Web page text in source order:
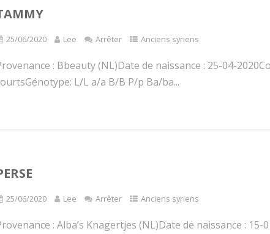
25/06/2020 Lee Arrêter Anciens syriens
: Bbeauty (NL)Date de naissance : 25-04-
L/L a/a B/B P/p Ba/ba...
25/06/2020 Lee Arrêter Anciens syriens
: Alba’s Knagertjes (NL)Date de naissance :